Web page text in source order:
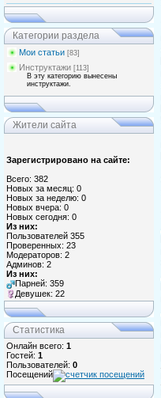
Категории раздела
Мои статьи [83]
Инструктажи [113]
В эту категорию вынесены
инструктажи.
Жители сайта
Зарегистрировано на сайте:
Всего: 382
Новых за месяц: 0
Новых за неделю: 0
Новых вчера: 0
Новых сегодня: 0
Из них:
Пользователей 355
Проверенных: 23
Модераторов: 2
Админов: 2
Из них:
Парней: 359
Девушек: 22
Статистика
Онлайн всего: 1
Гостей: 1
Пользователей: 0
Посещений